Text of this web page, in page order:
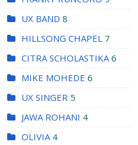
UX BAND 8
HILLSONG CHAPEL 7
CITRA SCHOLASTIKA 6
MIKE MOHEDE 6
UX SINGER 5
JAWA ROHANI 4
OLIVIA 4